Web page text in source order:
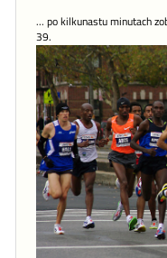
... po kilkunastu minutach
39.